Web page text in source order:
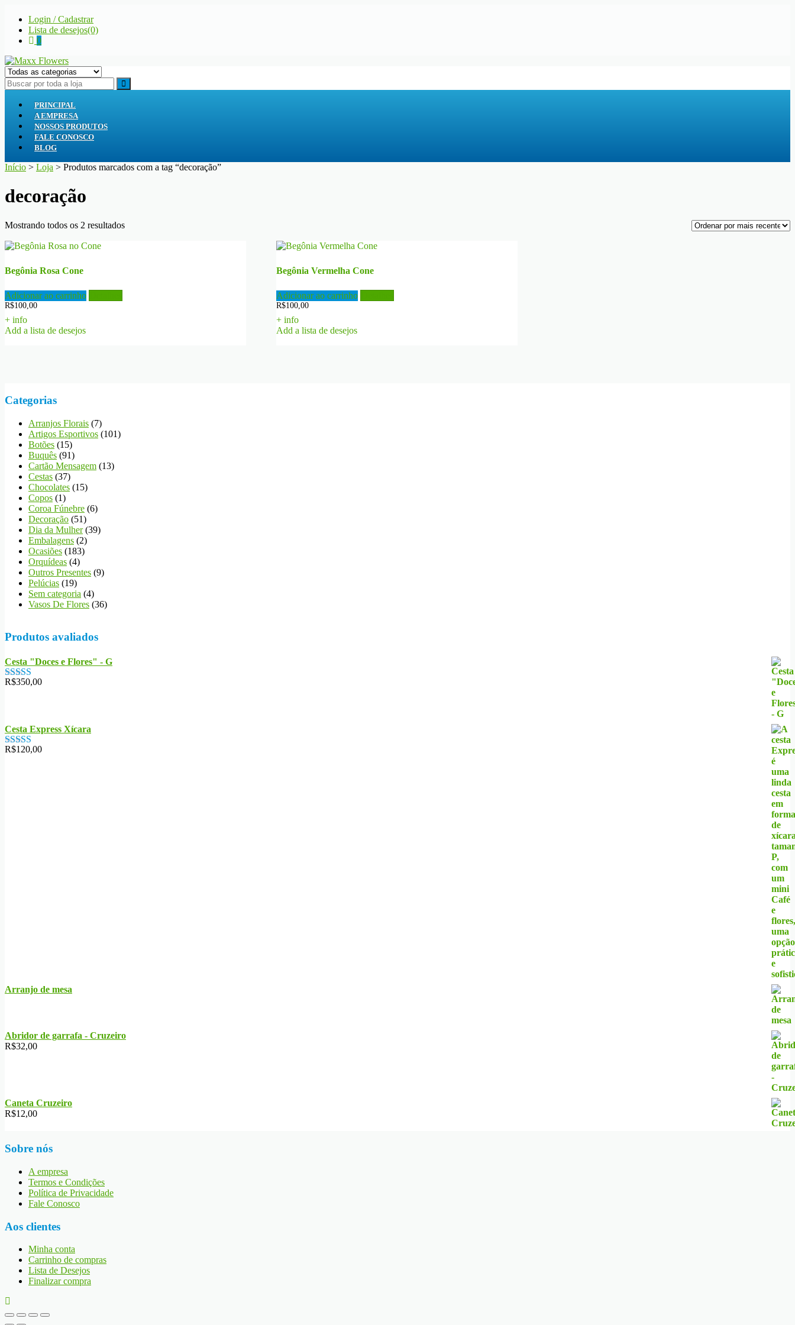
navigation
content
Login / Cadastrar
Lista de desejos(0)
0
Maxx Flowers
A sua floricultura
PRINCIPAL
A EMPRESA
NOSSOS PRODUTOS
FALE CONOSCO
BLOG
Início > Loja > Produtos marcados com a tag “decoração”
decoração
Mostrando todos os 2 resultadosClassificado
Begônia Rosa Cone
Adicionar ao carrinho
R$100,00
+ info
Add a lista de desejos
Begônia Vermelha Cone
Adicionar ao carrinho
R$100,00
+ info
Add a lista de desejos
Categorias
Arranjos Florais (7)
Artigos Esportivos (101)
Botões (15)
Buquês (91)
Cartão Mensagem (13)
Cestas (37)
Chocolates (15)
Copos (1)
Coroa Fúnebre (6)
Decoração (51)
Dia da Mulher (39)
Embalagens (2)
Ocasiões (183)
Orquídeas (4)
Outros Presentes (9)
Pelúcias (19)
Sem categoria (4)
Vasos De Flores (36)
Produtos avaliados
Cesta "Doces e Flores" - G
Avaliação
R$350,00
Cesta Express Xícara
Avaliação
R$120,00
Arranjo de mesa
Abridor de garrafa - Cruzeiro
R$32,00
Caneta Cruzeiro
R$12,00
Sobre nós
A empresa
Termos e Condições
Política de Privacidade
Fale Conosco
Aos clientes
Minha conta
Carrinho de compras
Lista de Desejos
Finalizar compra